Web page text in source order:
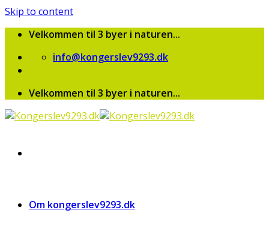
Skip to content
Velkommen til 3 byer i naturen...
info@kongerslev9293.dk
Velkommen til 3 byer i naturen...
Om kongerslev9293.dk